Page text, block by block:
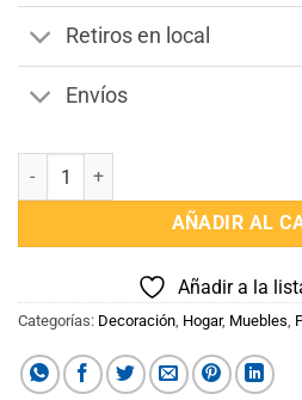
Retiros en local
Envíos
Ropero Natal 100%MDP 3 Puertas
AÑADIR AL
Añadir a la
Categorías: Decoración, Hogar, Muebles,